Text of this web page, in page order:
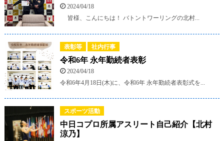
2024/04/18
皆様、こんにちは！ バトントワーリングの北村...
表彰等 社内行事
令和6年 永年勤続者表彰
2024/04/18
令和6年4月18日(木)に、令和6年 永年勤続者表彰式を...
スポーツ活動
中日コプロ所属アスリート自己紹介【北村
涼乃】